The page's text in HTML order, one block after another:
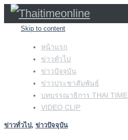
Skip to content
หน้าแรก
ข่าวทั่วไป
ข่าวปัจจุบัน
ข่าวประชาสัมพันธ์
บทบรรณาธิการ THAI TIME
VIDEO CLIP
ข่าวทั่วไป, ข่าวปัจจุบัน